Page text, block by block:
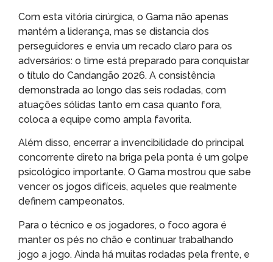
Com esta vitória cirúrgica, o Gama não apenas
mantém a liderança, mas se distancia dos
perseguidores e envia um recado claro para os
adversários: o time está preparado para conquistar
o título do Candangão 2026. A consistência
demonstrada ao longo das seis rodadas, com
atuações sólidas tanto em casa quanto fora,
coloca a equipe como ampla favorita.
Além disso, encerrar a invencibilidade do principal
concorrente direto na briga pela ponta é um golpe
psicológico importante. O Gama mostrou que sabe
vencer os jogos difíceis, aqueles que realmente
definem campeonatos.
Para o técnico e os jogadores, o foco agora é
manter os pés no chão e continuar trabalhando
jogo a jogo. Ainda há muitas rodadas pela frente, e